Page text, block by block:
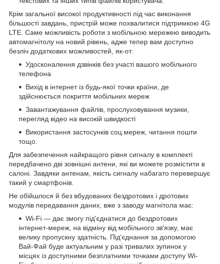
Крім загальної високої продуктивності під час виконання
більшості завдань, пристрій може похвалитися підтримкою 4G
LTE. Саме можливість роботи з мобільною мережею виводить
автомагнітолу на новий рівень, адже тепер вам доступно
безліч додаткових можливостей, як-от:
Удосконалення дзвінків без участі вашого мобільного
телефона
Вихід в інтернет із будь-якої точки країни, де
здійснюється покриття мобільних мереж
Завантажування файлів, прослуховування музики,
перегляд відео на високій швидкості
Використання застосунків соц.мереж, читання пошти
тощо.
Для забезпечення найкращого рівня сигналу в комплекті
передбачено дві зовнішні антени, які ви можете розмістити в
салоні. Завдяки антенам, якість сигналу набагато перевершує
такий у смартфонів.
Не обійшлося й без вбудованих бездротових і дротових
модулів передавання даних, вже з заводу магнітола має:
Wi-Fi — дає змогу під'єднатися до бездротових
інтернет-мереж, на відміну від мобільного зв'язку, має
велику пропускну здатність. Під'єднання за допомогою
Вай-Фай буде актуальним у разі тривалих зупинок у
місцях із доступними безплатними точками доступу Wi-